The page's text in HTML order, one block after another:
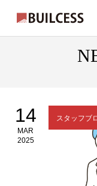
14
MAR
2025
スタッフブ